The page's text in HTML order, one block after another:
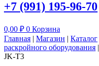
+7 (991) 195-96-70
0,00 ₽ 0 Корзина
Главная | Магазин | Каталог
раскройного оборудования |
JK-T3